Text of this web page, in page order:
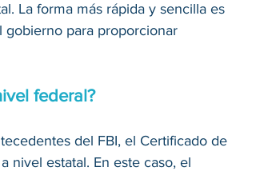
La forma más rápida y sencilla es
gobierno para proporcionar
federal?
del FBI, el Certificado de
nivel estatal. En este caso, el